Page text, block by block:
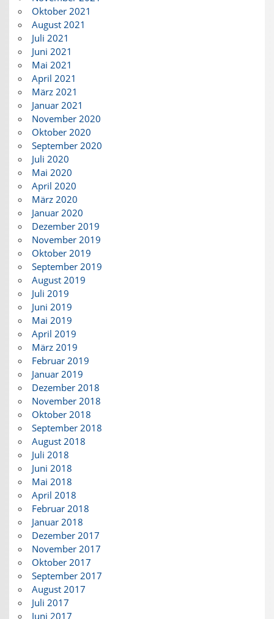
Oktober 2021
August 2021
Juli 2021
Juni 2021
Mai 2021
April 2021
März 2021
Januar 2021
November 2020
Oktober 2020
September 2020
Juli 2020
Mai 2020
April 2020
März 2020
Januar 2020
Dezember 2019
November 2019
Oktober 2019
September 2019
August 2019
Juli 2019
Juni 2019
Mai 2019
April 2019
März 2019
Februar 2019
Januar 2019
Dezember 2018
November 2018
Oktober 2018
September 2018
August 2018
Juli 2018
Juni 2018
Mai 2018
April 2018
Februar 2018
Januar 2018
Dezember 2017
November 2017
Oktober 2017
September 2017
August 2017
Juli 2017
Juni 2017